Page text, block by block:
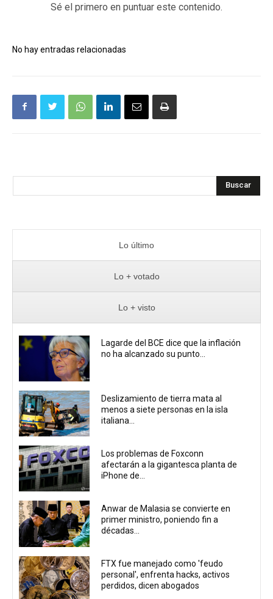
Sé el primero en puntuar este contenido.
No hay entradas relacionadas
Buscar
Lo último
Lo + votado
Lo + visto
Lagarde del BCE dice que la inflación
no ha alcanzado su punto...
Deslizamiento de tierra mata al
menos a siete personas en la isla
italiana...
Los problemas de Foxconn
afectarán a la gigantesca planta de
iPhone de...
Anwar de Malasia se convierte en
primer ministro, poniendo fin a
décadas...
FTX fue manejado como 'feudo
personal', enfrenta hacks, activos
perdidos, dicen abogados